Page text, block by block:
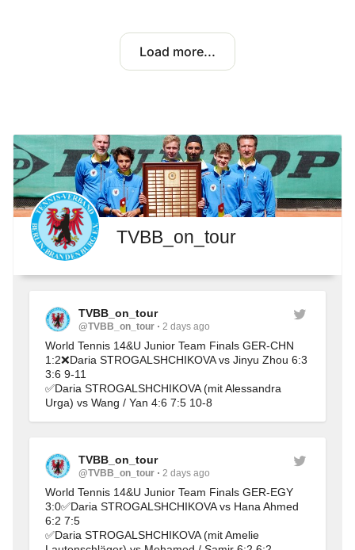
Load more...
TVBB_on_tour
TVBB_on_tour
@TVBB_on_tour 2 days ago
World Tennis 14&U Junior Team Finals GER-CHN
1:2❌Daria STROGALSHCHIKOVA vs Jinyu Zhou 6:3
3:6 9-11
✅Daria STROGALSHCHIKOVA (mit Alessandra
Urga) vs Wang / Yan 4:6 7:5 10-8
TVBB_on_tour
@TVBB_on_tour 2 days ago
World Tennis 14&U Junior Team Finals GER-EGY
3:0✅Daria STROGALSHCHIKOVA vs Hana Ahmed
6:2 7:5
✅Daria STROGALSHCHIKOVA (mit Amelie